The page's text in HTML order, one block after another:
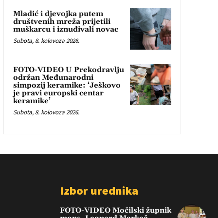
Mladić i djevojka putem
društvenih mreža prijetili
muškarcu i iznuđivali novac
Subota, 8. kolovoza 2026.
FOTO-VIDEO U Prekodravlju
održan Međunarodni
simpozij keramike: ‘Ješkovo
je pravi europski centar
keramike’
Subota, 8. kolovoza 2026.
Izbor urednika
FOTO-VIDEO Močilski župnik